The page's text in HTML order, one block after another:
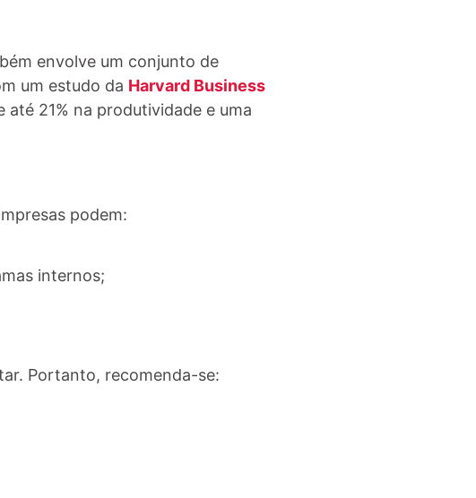
envolve um conjunto de
um estudo da Harvard Business
21% na produtividade e uma
podem:
internos;
Portanto, recomenda-se: